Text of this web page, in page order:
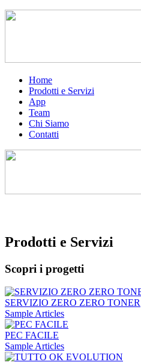
Home
Prodotti e Servizi
App
Team
Chi Siamo
Contatti
Prodotti e Servizi
Scopri i progetti
SERVIZIO ZERO ZERO TONER
Sample Articles
PEC FACILE
Sample Articles